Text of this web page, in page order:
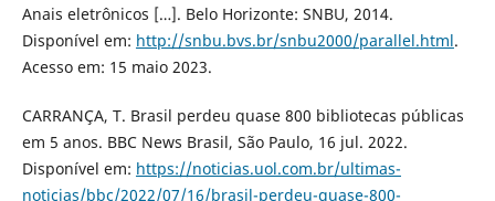
Anais eletrônicos […]. Belo Horizonte: SNBU, 2014.
Disponível em: http://snbu.bvs.br/snbu2000/parallel.html.
Acesso em: 15 maio 2023.
CARRANÇA, T. Brasil perdeu quase 800 bibliotecas públicas
em 5 anos. BBC News Brasil, São Paulo, 16 jul. 2022.
Disponível em: https://noticias.uol.com.br/ultimas-
noticias/bbc/2022/07/16/brasil-perdeu-quase-800-